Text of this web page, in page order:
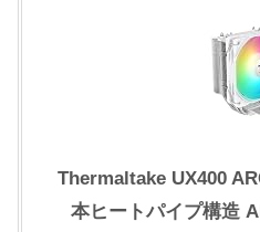
Thermaltake UX400
本ヒートパイプ構造